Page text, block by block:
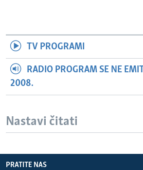
TV PROGRAMI
RADIO PROGRAM SE NE
2008.
Nastavi čitati
PRATITE NAS